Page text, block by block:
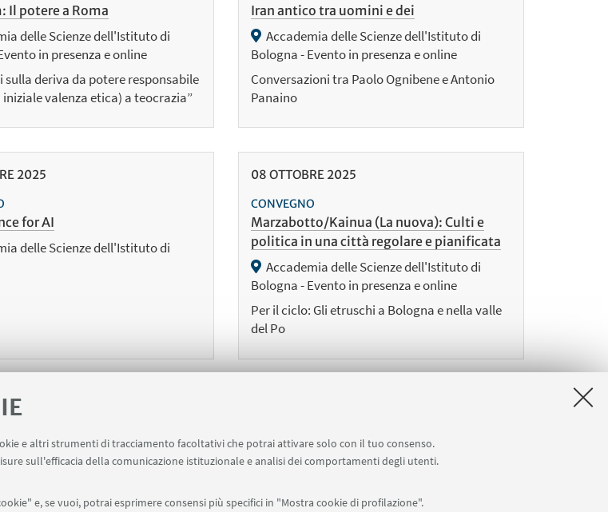
e altri strumenti di tracciamento facoltativi che potrai attivare solo con il tuo consenso.
sull'efficacia della comunicazione istituzionale e analisi dei comportamenti degli utenti.
e, se vuoi, potrai esprimere consensi più specifici in "Mostra cookie di profilazione".
Il potere a Roma
delle Scienze dell'Istituto di
in presenza e online
sulla deriva da potere responsabile
iniziale valenza etica) a teocrazia”
Iran antico tra uomini e dei
Accademia delle Scienze dell'Istituto di
Bologna - Evento in presenza e online
Conversazioni tra Paolo Ognibene e Antonio
Panaino
2025
for AI
delle Scienze dell'Istituto di
08 OTTOBRE 2025
CONVEGNO
Marzabotto/Kainua (La nuova): Culti e
politica in una città regolare e pianificata
Accademia delle Scienze dell'Istituto di
Bologna - Evento in presenza e online
Per il ciclo: Gli etruschi a Bologna e nella valle
del Po
Successivi
12
»